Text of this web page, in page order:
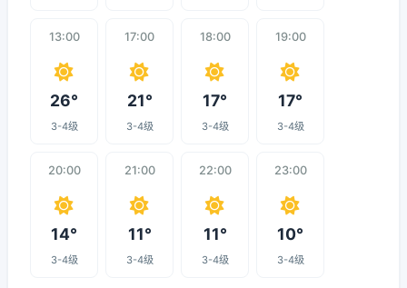
13:00
26°
3-4级
17:00
21°
3-4级
18:00
17°
3-4级
19:00
17°
3-4级
20:00
14°
3-4级
21:00
11°
3-4级
22:00
11°
3-4级
23:00
10°
3-4级